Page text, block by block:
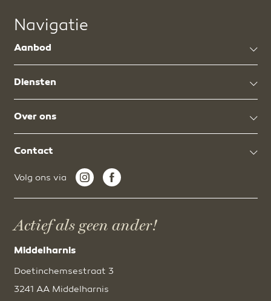
Navigatie
Aanbod
Diensten
Over ons
Contact
Volg ons via
Actief als geen ander!
Middelharnis
Doetinchemsestraat 3
3241 AA Middelharnis